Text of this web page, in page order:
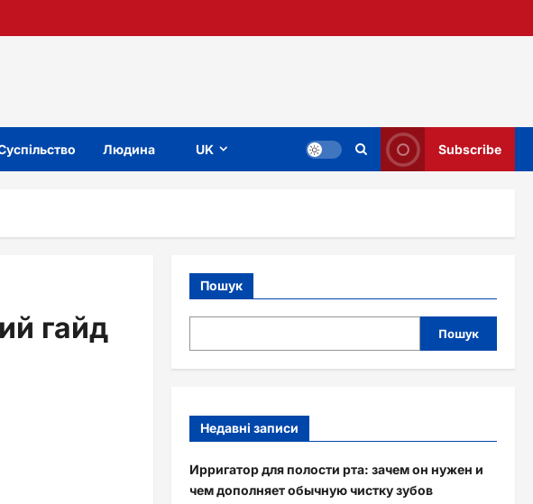
Людина UK Subscribe
гайд
Пошук
Пошук
Недавні записи
Ирригатор для полости рта: зачем он нужен и
чем дополняет обычную чистку зубов